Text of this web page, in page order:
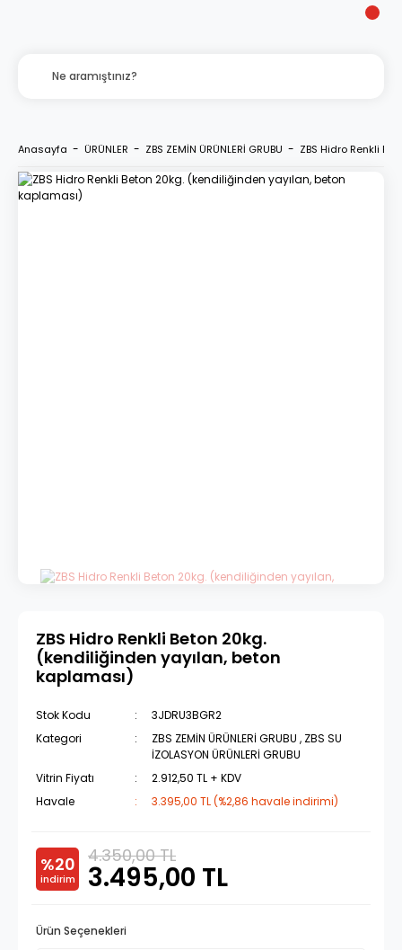
Anasayfa ÜRÜNLER ZBS ZEMİN ÜRÜNLERİ GRUBU ZBS Hidro Renkli
ZBS Hidro Renkli Beton 20kg.
(kendiliğinden yayılan, beton
kaplaması)
Stok Kodu
3JDRU3BGR2
Kategori
ZBS ZEMİN ÜRÜNLERİ GRUBU , ZBS SU
İZOLASYON ÜRÜNLERİ GRUBU
Vitrin Fiyatı
2.912,50 TL + KDV
Havale
3.395,00 TL (%2,86 havale indirimi)
%20
indirim
4.350,00 TL
3.495,00 TL
Ürün Seçenekleri